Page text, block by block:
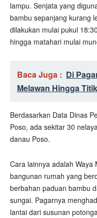
lampu. Senjata yang
bambu sepanjang kurang
dilakukan mulai pukul
hingga matahari mulai
Baca Juga : Di
Melawan Hingga
Berdasarkan Data Dinas
Poso, ada sekitar 30
danau Poso.
Cara lainnya adalah
bangunan rumah yang
berbahan paduan bambu
sungai. Pagarnya
lantai dari susunan